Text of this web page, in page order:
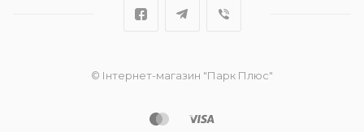
© Інтернет-магазин "Парк Плюс"